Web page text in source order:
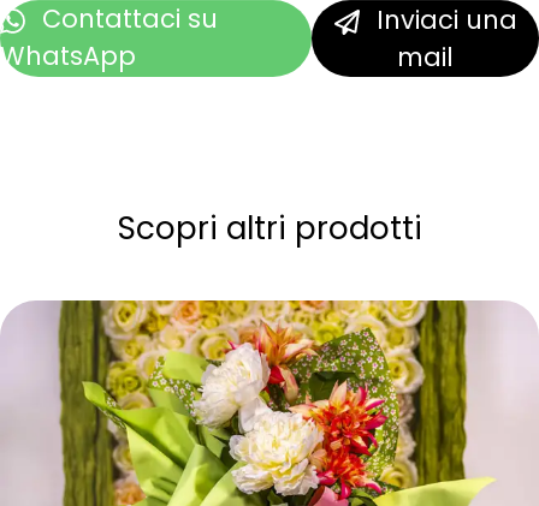
Contattaci su
WhatsApp
mail
Scopri altri prodotti